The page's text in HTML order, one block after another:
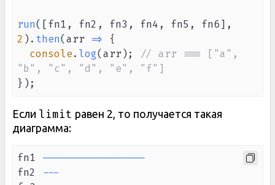
run( [fn1 , fn2 , fn3 , fn4 , fn5 , fn6] ,
2 ) . then(arr =>
{
console. log(arr) ;
// arr === ["a",
"b", "c", "d", "e", "f"]
} ) ;
Если limit равен 2, то получается такая
диаграмма:
fn1 -----------------
fn2
---